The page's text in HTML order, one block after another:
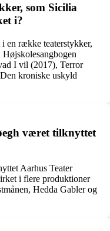
som Sicilia
i?
en række teaterstykker,
I vil (2017), Terror
kroniske uskyld
været tilknyttet
Aarhus Teater
i flere produktioner
Hedda Gabler og